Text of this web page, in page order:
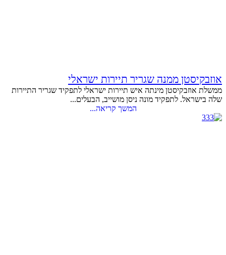
אוזבקיסטן ממנה שגריר תיירות ישראלי
ממשלת אוזבקיסטן מינתה איש תיירות ישראלי לתפקיד שגריר התיירות
שלה בישראל. לתפקיד מונה ניסן מושייב, הבעלים...
המשך קריאה...